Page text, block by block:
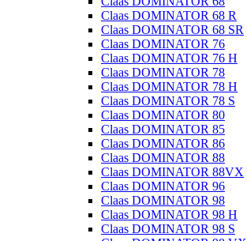
Claas DOMINATOR 68 R
Claas DOMINATOR 68 SR
Claas DOMINATOR 76
Claas DOMINATOR 76 H
Claas DOMINATOR 78
Claas DOMINATOR 78 H
Claas DOMINATOR 78 S
Claas DOMINATOR 80
Claas DOMINATOR 85
Claas DOMINATOR 86
Claas DOMINATOR 88
Claas DOMINATOR 88VX
Claas DOMINATOR 96
Claas DOMINATOR 98
Claas DOMINATOR 98 H
Claas DOMINATOR 98 S